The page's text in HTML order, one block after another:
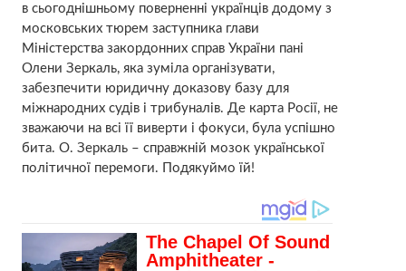
в сьогоднішньому поверненні українців додому з
московських тюрем заступника глави
Міністерства закордонних справ України пані
Олени Зеркаль, яка зуміла організувати,
забезпечити юридичну доказову базу для
міжнародних судів і трибуналів. Де карта Росії, не
зважаючи на всі її виверти і фокуси, була успішно
бита. О. Зеркаль – справжній мозок української
політичної перемоги. Подякуймо їй!